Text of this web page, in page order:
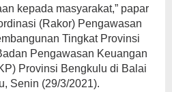
kepada masyarakat,” papar
(Rakor) Pengawasan
Tingkat Provinsi
Pengawasan Keuangan
Provinsi Bengkulu di Balai
Senin (29/3/2021).